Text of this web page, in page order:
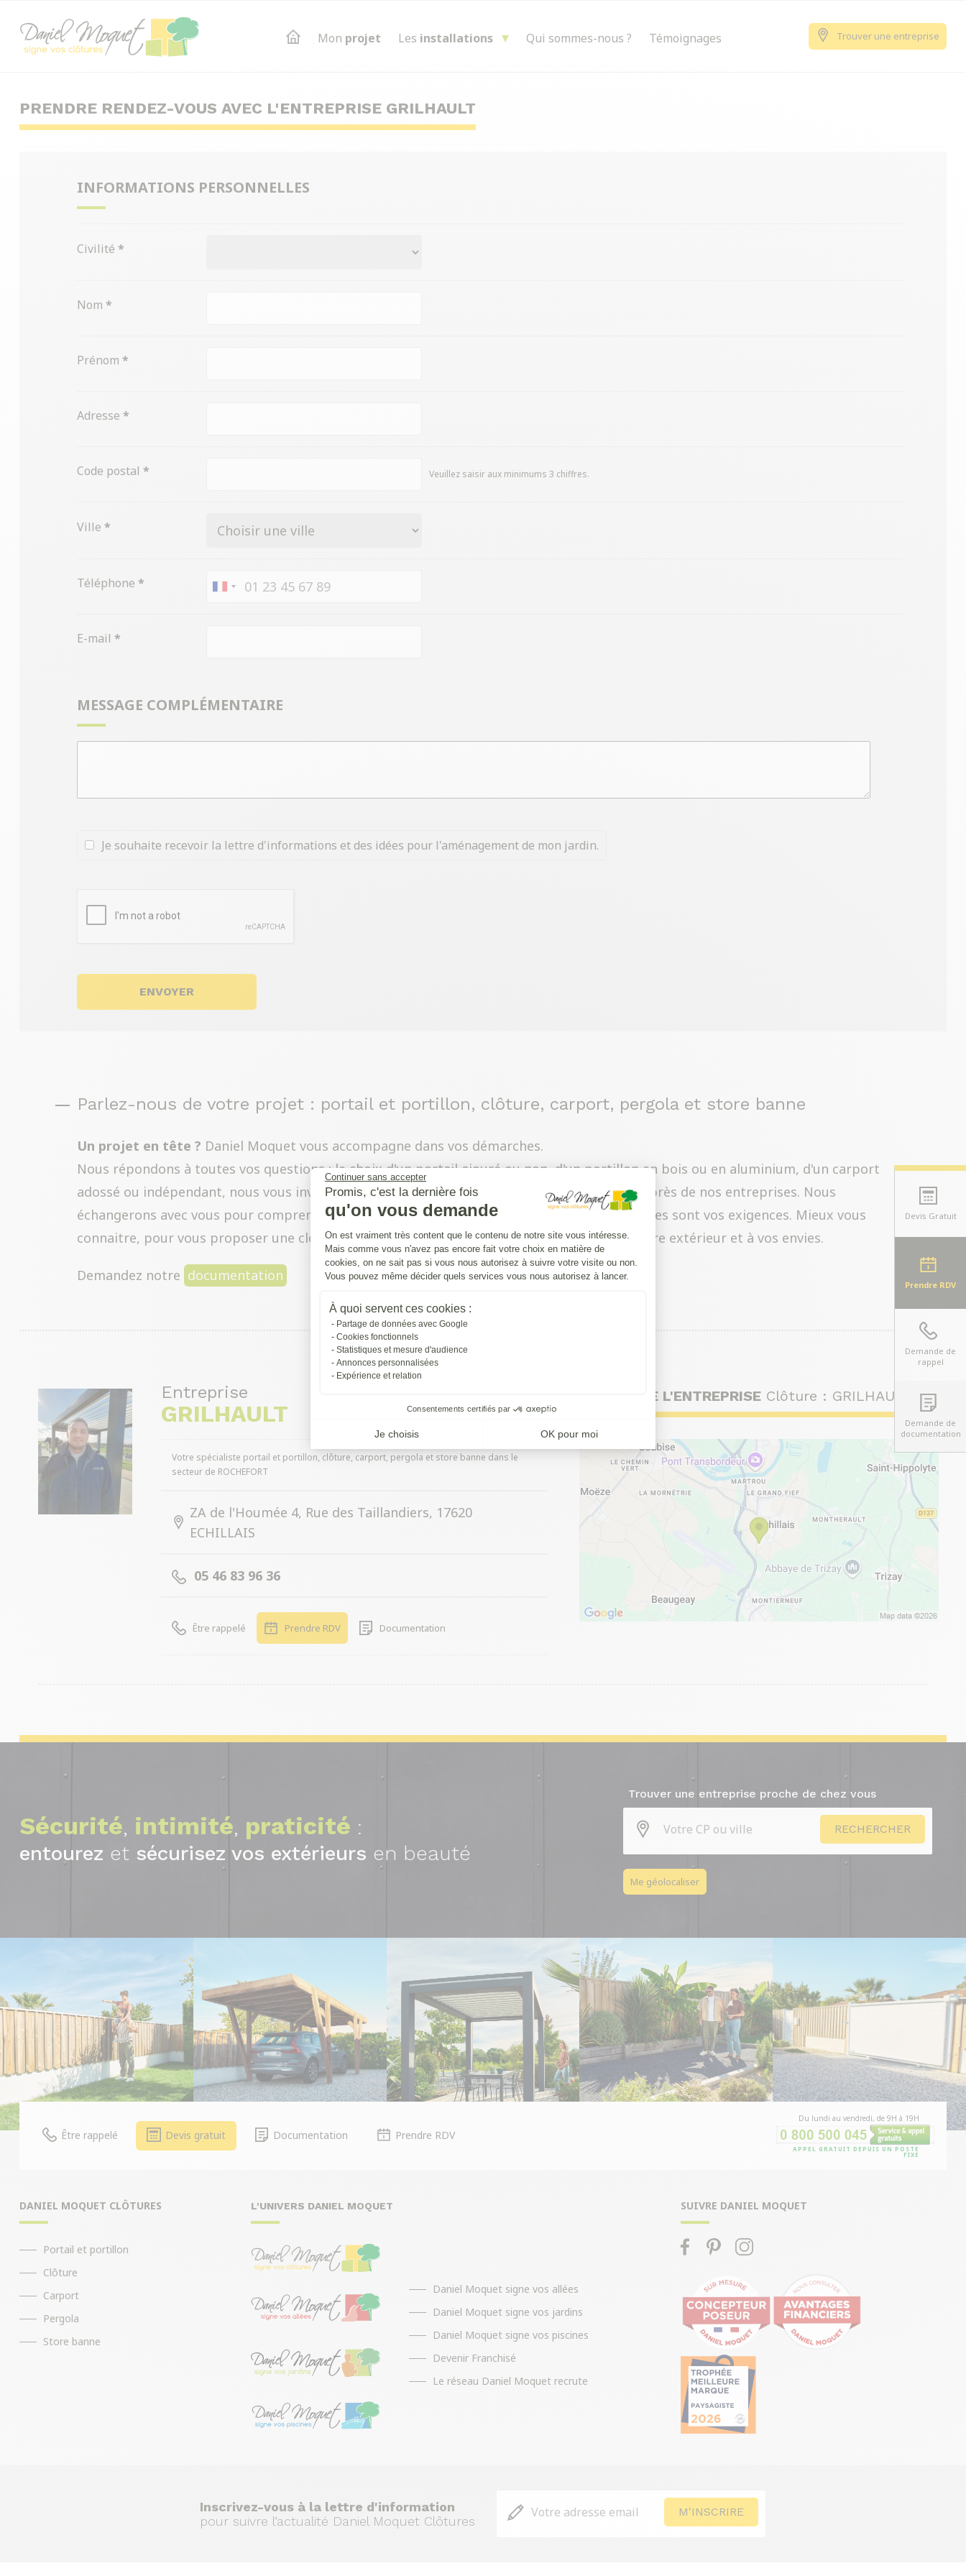
Continuer sans accepter
Promis, c'est la dernière fois
qu'on vous demande
Plateforme de Gestion du Consentement : Personnalisez vos Options
On est vraiment très content que le contenu de notre site vous intéresse.
Mais comme vous n'avez pas encore fait votre choix en matière de
cookies, on ne sait pas si vous nous autorisez à suivre votre visite ou non.
Vous pouvez même décider quels services vous nous autorisez à lancer.
À quoi servent ces cookies :
Partage de données avec Google
Cookies fonctionnels
Statistiques et mesure d'audience
Annonces personnalisées
Expérience et relation
Consentements certifiés par
Je choisis OK pour moi
Axeptio consent
Mon projet Les installations Qui sommes-nous ? Témoignages Trouver une entreprise
PRENDRE RENDEZ-VOUS AVEC L'ENTREPRISE GRILHAULT
INFORMATIONS PERSONNELLES
Civilité *
Nom *
Prénom *
Adresse *
Code postal * Veuillez saisir aux minimums 3 chiffres.
Ville *
Téléphone *
France
E-mail *
MESSAGE COMPLÉMENTAIRE
Je souhaite recevoir la lettre d'informations et des idées pour l'aménagement de mon jardin.
Parlez-nous de votre projet : portail et portillon, clôture, carport, pergola et store banne
Un projet en tête ? Daniel Moquet vous accompagne dans vos démarches.
Nous répondons à toutes vos questions : le choix d'un portail ajouré ou non, d'un portillon en bois ou en aluminium, d'un carport
adossé ou indépendant, nous vous invitons à prendre rendez-vous pour venir en discuter auprès de nos entreprises. Nous
échangerons avec vous pour comprendre au mieux vos attentes. Quel style aimez-vous, quelles sont vos exigences. Mieux vous
connaitre, pour vous proposer une clôture, un portail ou toute autre installation fidèle à votre extérieur et à vos envies.
Demandez notre documentation
Entreprise
GRILHAULT
Votre spécialiste portail et portillon, clôture, carport, pergola et store banne dans le
secteur de ROCHEFORT
ZA de l'Houmée 4, Rue des Taillandiers, 17620
ECHILLAIS
05 46 83 96 36
Être rappelé Prendre RDV Documentation
SITUATION DE L'ENTREPRISE Clôture : GRILHAULT
Devis Gratuit
Prendre RDV
Demande de
rappel
Demande de
documentation
Sécurité, intimité, praticité :
entourez et sécurisez vos extérieurs en beauté
Trouver une entreprise proche de chez vous
Me géolocaliser
Être rappelé Devis gratuit Documentation Prendre RDV
Du lundi au vendredi, de 9H à 19H
APPEL GRATUIT DEPUIS UN POSTE
FIXE
DANIEL MOQUET CLÔTURES
Portail et portillon
Clôture
Carport
Pergola
Store banne
L'UNIVERS DANIEL MOQUET
Daniel Moquet signe vos allées
Daniel Moquet signe vos jardins
Daniel Moquet signe vos piscines
Devenir Franchisé
Le réseau Daniel Moquet recrute
SUIVRE DANIEL MOQUET
Inscrivez-vous à la lettre d'information
pour suivre l’actualité Daniel Moquet Clôtures